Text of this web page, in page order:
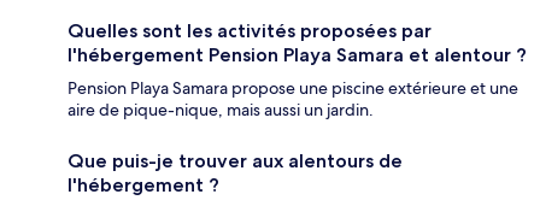
Quelles sont les activités proposées par
l'hébergement Pension Playa Samara et alentour ?
Pension Playa Samara propose une piscine extérieure et une
aire de pique-nique, mais aussi un jardin.
Que puis-je trouver aux alentours de
l'hébergement ?